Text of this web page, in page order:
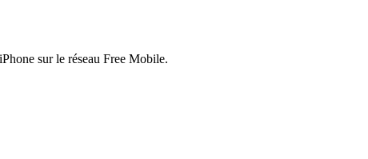
sur le réseau Free Mobile.